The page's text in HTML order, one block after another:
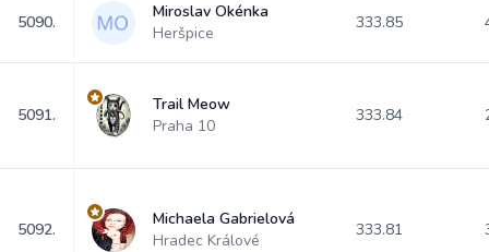
5090.
Miroslav Okénka
Heršpice
333.85
5091.
Trail Meow
Praha 10
333.84
5092.
Michaela Gabrielová
Hradec Králové
333.81